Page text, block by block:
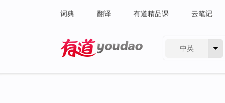
词典 翻译 有道精品课 云笔记
中英